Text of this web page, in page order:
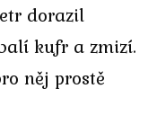
dorazil
kufr a zmizí.
něj prostě